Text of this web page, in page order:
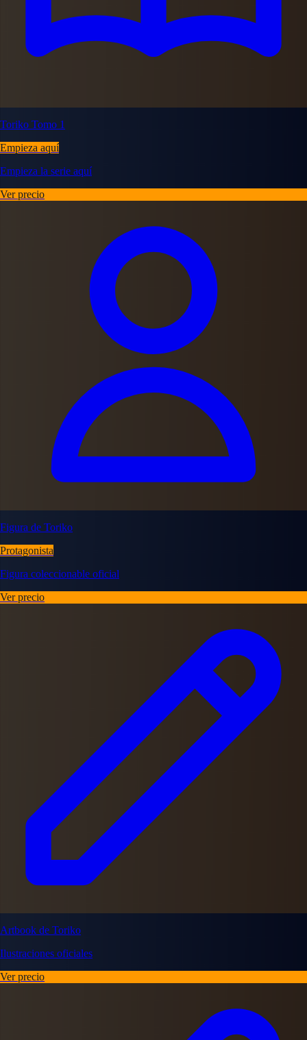
Toriko Tomo 1
Empieza aquí
Empieza la serie aquí
Ver precio
Figura de Toriko
Protagonista
Figura coleccionable oficial
Ver precio
Artbook de Toriko
Ilustraciones oficiales
Ver precio